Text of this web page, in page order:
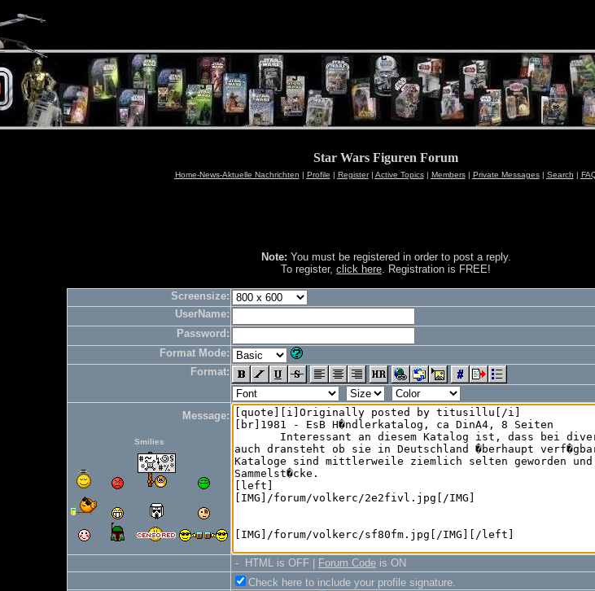
Star Wars Figuren Forum
Home-News-Aktuelle Nachrichten | Profile | Register| Active Topics| Members| Private Messages| Search |
Note: You must be registered in order to post a reply.
To register, click here. Registration is FREE!
Screensize:
UserName:
Password:
Format Mode:
Format:
Message:
Smilies
- HTML is OFF | Forum Code is ON
Check here to include your profile signature.